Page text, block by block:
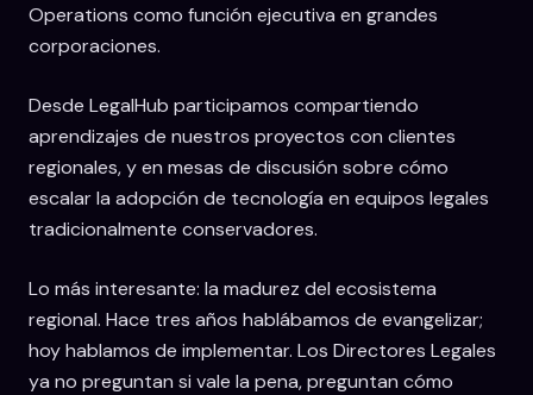
Operations como función ejecutiva en grandes
corporaciones.
Desde LegalHub participamos compartiendo
aprendizajes de nuestros proyectos con clientes
regionales, y en mesas de discusión sobre cómo
escalar la adopción de tecnología en equipos legales
tradicionalmente conservadores.
Lo más interesante: la madurez del ecosistema
regional. Hace tres años hablábamos de evangelizar;
hoy hablamos de implementar. Los Directores Legales
ya no preguntan si vale la pena, preguntan cómo